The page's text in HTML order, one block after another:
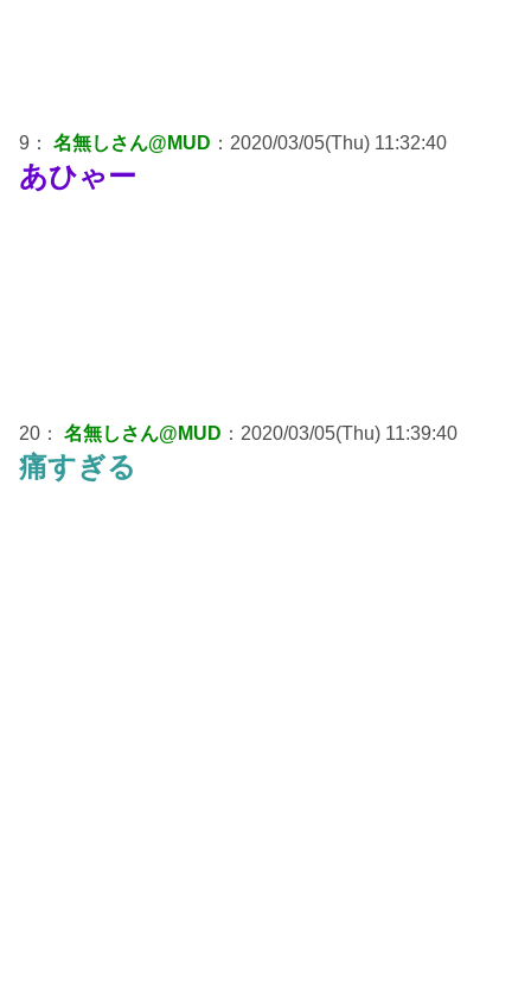
9： 名無しさん@MUD ：2020/03/05(Thu) 11:32:40
あひゃー
20： 名無しさん@MUD ：2020/03/05(Thu) 11:39:40
痛すぎる